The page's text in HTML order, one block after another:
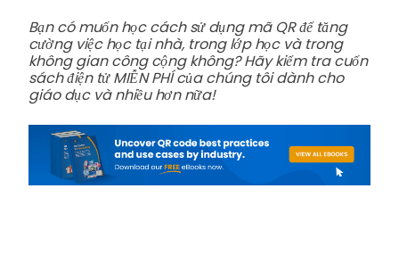
Bạn có muốn học cách sử dụng mã QR để tăng
cường việc học tại nhà, trong lớp học và trong
không gian công cộng không? Hãy kiểm tra cuốn
sách điện tử MIỄN PHÍ của chúng tôi dành cho
giáo dục và nhiều hơn nữa!